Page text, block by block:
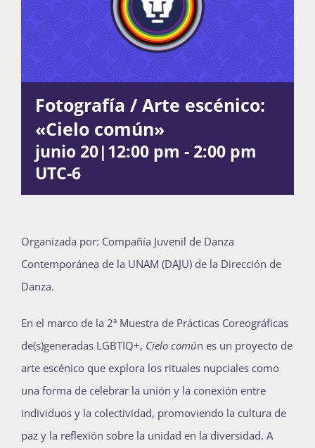
Blog
Recursos
Súmate
Publicaciones
Bienvenida generación 2027-1
Fotografía / Arte escénico:
«Cielo común»
junio 20|12:00 pm - 2:00 pm
UTC-6
Organizada por: Compañía Juvenil de Danza
Contemporánea de la UNAM (DAJU) de la Dirección de
Danza.
En el marco de la 2ª Muestra de Prácticas Coreográficas
de(s)generadas LGBTIQ+, Cielo común es un proyecto de
arte escénico que explora los rituales nupciales como
una forma de celebrar la unión y la conexión entre
individuos y la colectividad, promoviendo la cultura de
paz y la reflexión sobre la unidad en la diversidad. A